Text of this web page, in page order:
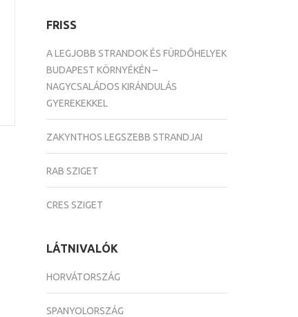
FRISS
A LEGJOBB STRANDOK ÉS FÜRDŐHELYEK
BUDAPEST KÖRNYÉKÉN –
NAGYCSALÁDOS KIRÁNDULÁS
GYEREKEKKEL
ZAKYNTHOS LEGSZEBB STRANDJAI
RAB SZIGET
CRES SZIGET
LÁTNIVALÓK
HORVÁTORSZÁG
SPANYOLORSZÁG